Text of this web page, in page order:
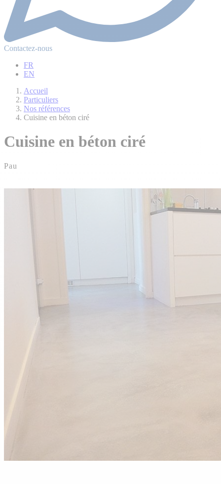
Contactez-nous
FR
EN
Accueil
Particuliers
Nos références
Cuisine en béton ciré
Cuisine en béton ciré
Pau